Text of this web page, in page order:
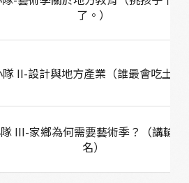
了。）
II-設計與地方產業（誰最會吃土，
III-家鄉為何需要藝術季？（講輸
名）